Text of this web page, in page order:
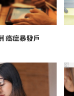
癌症暴發戶
PR